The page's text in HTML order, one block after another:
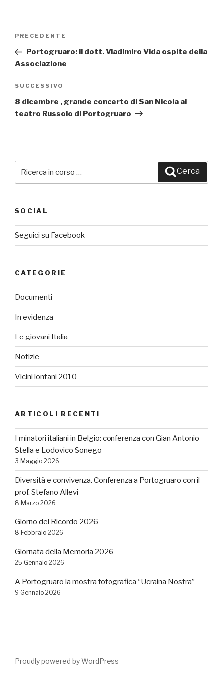
Navigazione
Articolo
precedente:
PRECEDENTE
Portogruaro: il dott. Vladimiro Vida ospite della
Associazione
Articolo
successivo
SUCCESSIVO
8 dicembre , grande concerto di San Nicola al
teatro Russolo di Portogruaro
Cerca
SOCIAL
Seguici su Facebook
CATEGORIE
Documenti
In evidenza
Le giovani Italia
Notizie
Vicini lontani 2010
ARTICOLI RECENTI
I minatori italiani in Belgio: conferenza con Gian Antonio
Stella e Lodovico Sonego
3 Maggio 2026
Diversità e convivenza. Conferenza a Portogruaro con il
prof. Stefano Allevi
8 Marzo 2026
Giorno del Ricordo 2026
8 Febbraio 2026
Giornata della Memoria 2026
25 Gennaio 2026
A Portogruaro la mostra fotografica “Ucraina Nostra”
9 Gennaio 2026
Proudly powered by WordPress